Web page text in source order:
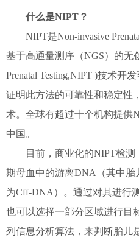
什么是NIPT？
NIPT是Non-invasive
基于高通量测序（NGS）的无
Prenatal Testing,NIPT )技术开
证明此方法的可靠性和稳定性
术。全球有超过十个机构提供
中国。
目前，商业化的NIPT检测
期母血中的游离DNA（其中
为Cff-DNA）。通过对其进行
也可以选择一部分区域进行目
列信息分析算法，来判断胎儿